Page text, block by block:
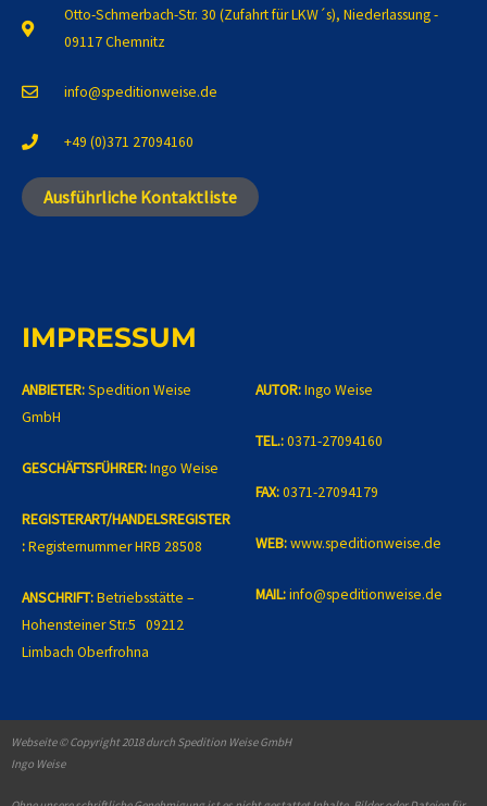
Otto-Schmerbach-Str. 30 (Zufahrt für LKW´s), Niederlassung -
09117 Chemnitz
info@speditionweise.de
+49 (0)371 27094160
Ausführliche Kontaktliste
IMPRESSUM
ANBIETER:Spedition Weise
GmbH
GESCHÄFTSFÜHRER:Ingo Weise
REGISTERART/HANDELSREGISTER
:Registernummer HRB 28508
ANSCHRIFT:Betriebsstätte –
Hohensteiner Str.5 09212
Limbach Oberfrohna
AUTOR:Ingo Weise
TEL.:0371-27094160
FAX:0371-27094179
WEB:www.speditionweise.de
MAIL:info@speditionweise.de
Webseite © Copyright 2018 durch Spedition Weise GmbH
Ingo Weise